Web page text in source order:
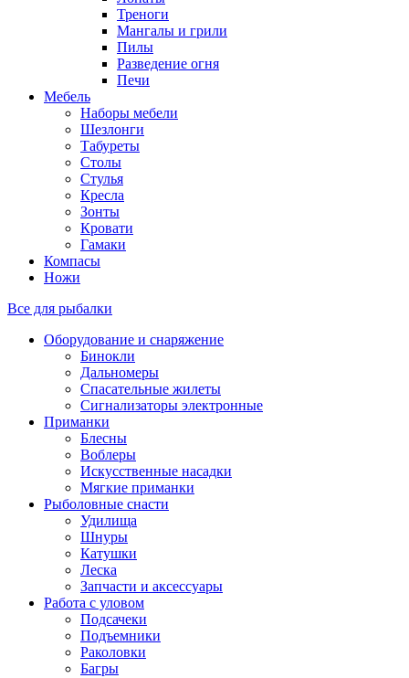
Треноги
Мангалы и грили
Пилы
Разведение огня
Печи
Мебель
Наборы мебели
Шезлонги
Табуреты
Столы
Стулья
Кресла
Зонты
Кровати
Гамаки
Компасы
Ножи
Все для рыбалки
Оборудование и снаряжение
Бинокли
Дальномеры
Спасательные жилеты
Сигнализаторы электронные
Приманки
Блесны
Воблеры
Искусственные насадки
Мягкие приманки
Рыболовные снасти
Удилища
Шнуры
Катушки
Леска
Запчасти и аксессуары
Работа с уловом
Подсачеки
Подъемники
Раколовки
Багры